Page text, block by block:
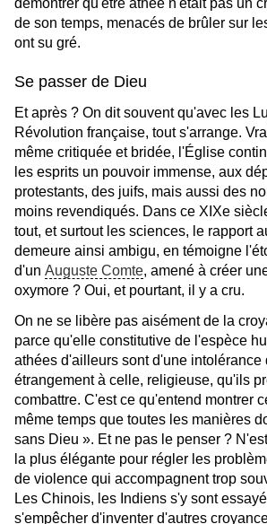
démontrer qu'être athée n'était pas un
de son temps, menacés de brûler sur
ont su gré.
Se passer de Dieu
Et après ? On dit souvent qu'avec les
Révolution française, tout s'arrange.
même critiquée et bridée, l'Église
les esprits un pouvoir immense, aux
protestants, des juifs, mais aussi des
moins revendiqués. Dans ce XIXe
tout, et surtout les sciences, le rapport
demeure ainsi ambigu, en témoigne
d'un Auguste Comte, amené à créer
oxymore ? Oui, et pourtant, il y a cru.
On ne se libère pas aisément de la
parce qu'elle constitutive de l'espèce
athées d'ailleurs sont d'une intolérance
étrangement à celle, religieuse, qu'ils
combattre. C'est ce qu'entend montrer
même temps que toutes les manières
sans Dieu ». Et ne pas le penser ?
la plus élégante pour régler les
de violence qui accompagnent trop
Les Chinois, les Indiens s'y sont
s'empêcher d'inventer d'autres